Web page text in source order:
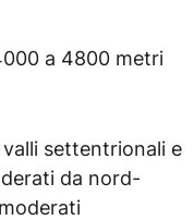
a 4800 metri
settentrionali e
da nord-